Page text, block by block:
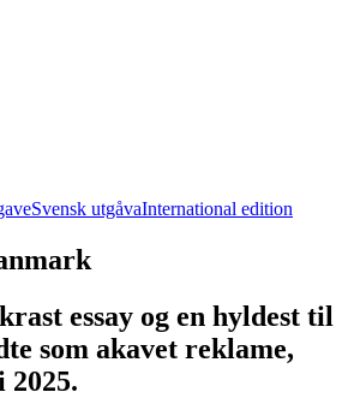
Svensk utgåvaInternational edition
essay og en hyldest til
som akavet reklame,
2025.